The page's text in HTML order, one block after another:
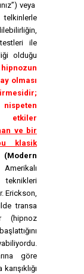
veya
telkinlerle
ile
olduğu
olması
nispeten
etkiler
ve bir
klasik
(Modern
Erickson,
transa
(hipnoz
göre